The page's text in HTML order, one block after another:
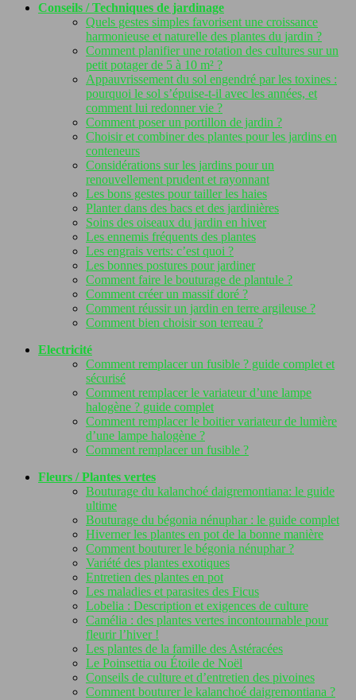
Conseils / Techniques de jardinage
Quels gestes simples favorisent une croissance
harmonieuse et naturelle des plantes du jardin ?
Comment planifier une rotation des cultures sur un
petit potager de 5 à 10 m² ?
Appauvrissement du sol engendré par les toxines :
pourquoi le sol s’épuise-t-il avec les années, et
comment lui redonner vie ?
Comment poser un portillon de jardin ?
Choisir et combiner des plantes pour les jardins en
conteneurs
Considérations sur les jardins pour un
renouvellement prudent et rayonnant
Les bons gestes pour tailler les haies
Planter dans des bacs et des jardinières
Soins des oiseaux du jardin en hiver
Les ennemis fréquents des plantes
Les engrais verts: c’est quoi ?
Les bonnes postures pour jardiner
Comment faire le bouturage de plantule ?
Comment créer un massif doré ?
Comment réussir un jardin en terre argileuse ?
Comment bien choisir son terreau ?
Electricité
Comment remplacer un fusible ? guide complet et
sécurisé
Comment remplacer le variateur d’une lampe
halogène ? guide complet
Comment remplacer le boitier variateur de lumière
d’une lampe halogène ?
Comment remplacer un fusible ?
Fleurs / Plantes vertes
Bouturage du kalanchoé daigremontiana: le guide
ultime
Bouturage du bégonia nénuphar : le guide complet
Hiverner les plantes en pot de la bonne manière
Comment bouturer le bégonia nénuphar ?
Variété des plantes exotiques
Entretien des plantes en pot
Les maladies et parasites des Ficus
Lobelia : Description et exigences de culture
Camélia : des plantes vertes incontournable pour
fleurir l’hiver !
Les plantes de la famille des Astéracées
Le Poinsettia ou Étoile de Noël
Conseils de culture et d’entretien des pivoines
Comment bouturer le kalanchoé daigremontiana ?